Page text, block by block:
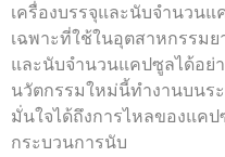
เครื่องบรรจุและนับจำนวน
เฉพาะที่ใช้ในอุตสาหกรรม
และนับจำนวนแคปซูลได้อย่
นวัตกรรมใหม่นี้ทำงานบนร
มั่นใจได้ถึงการไหลของแค
กระบวนการนับ